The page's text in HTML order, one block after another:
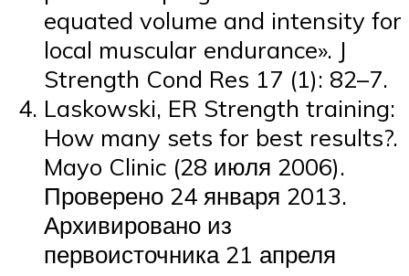
equated volume and intensity for
local muscular endurance». J
Strength Cond Res 17 (1): 82–7.
Laskowski, ER Strength training:
How many sets for best results?.
Mayo Clinic (28 июля 2006).
Проверено 24 января 2013.
Архивировано из
первоисточника 21 апреля